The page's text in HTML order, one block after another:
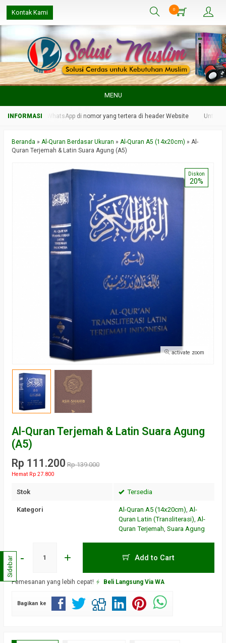
Kontak Kami 0
MENU
melalui WhatsApp di nomor yang tertera di header Website Untuk
Beranda » Al-Quran Berdasar Ukuran » Al-Quran A5 (14x20cm) » Al-
Quran Terjemah & Latin Suara Agung (A5)
activate zoom
Diskon
20%
Al-Quran Terjemah & Latin Suara Agung
(A5)
Rp 111.200 Rp 139.000
Hemat Rp 27.800
Stok Tersedia
Kategori Al-Quran A5 (14x20cm), Al-
Quran Latin (Transliterasi), Al-
Quran Terjemah, Suara Agung
- + Add to Cart
Pemesanan yang lebih cepat! Beli Langsung Via WA
Bagikan ke
Sidebar